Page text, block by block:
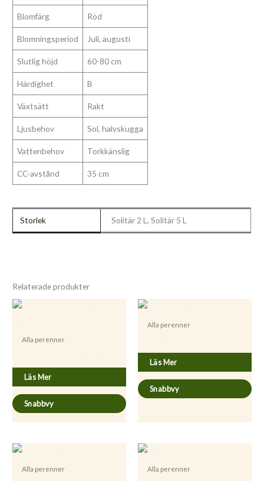
Blomfärg Röd
Blomningsperiod Juli, augusti
Slutlig höjd 60-80 cm
Härdighet B
Växtsätt Rakt
Ljusbehov Sol, halvskugga
Vattenbehov Torkkänslig
CC-avstånd 35 cm
Storlek Solitär 2 L, Solitär 5 L
Relaterade produkter
Alla perenner
Läs Mer
Snabbvy
Alla perenner
Läs Mer
Snabbvy
Alla perenner Alla perenner